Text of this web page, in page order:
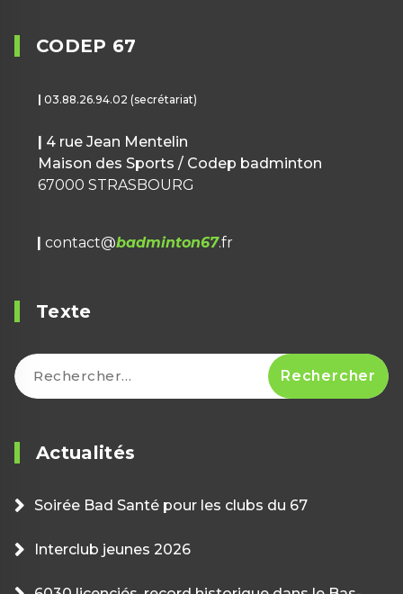
CODEP 67
| 03.88.26.94.02 (secrétariat)
| 4 rue Jean Mentelin
Maison des Sports / Codep badminton
67000 STRASBOURG
| contact@badminton67.fr
Texte
Rechercher :
Actualités
Soirée Bad Santé pour les clubs du 67
Interclub jeunes 2026